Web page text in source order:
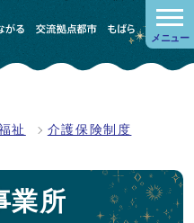
メニュー
祉 介護保険制度
業所